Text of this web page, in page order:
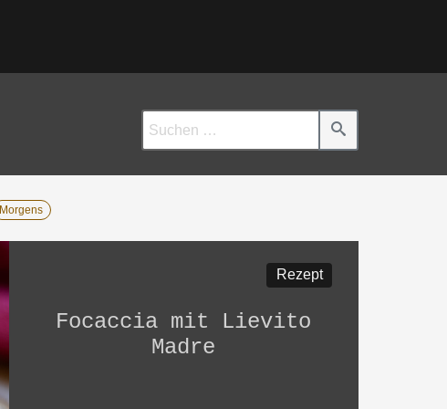
Morgens
Rezept
Focaccia mit Lievito
Madre